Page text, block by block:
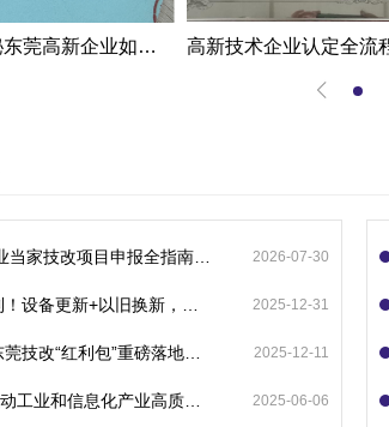
错过就亏大了！揭秘东莞高新企业如何轻松拿下省级技术改造项目300万补贴
2026-07-30
2025-12-31
2025-12-11
2025-06-06